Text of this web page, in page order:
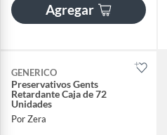
Agregar
GENERICO
Preservativos Gents
Retardante Caja de 72
Unidades
Por Zera